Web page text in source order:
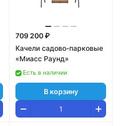
709 200 ₽
Качели садово-парковые
«Миасс Раунд»
Есть в наличии
В корзину